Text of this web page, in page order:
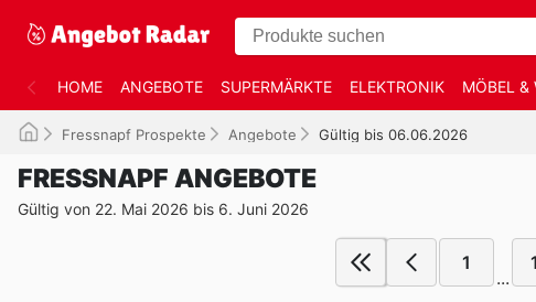
HOME ANGEBOTE SUPERMÄRKTE ELEKTRONIK MÖBEL &
Fressnapf Prospekte Angebote Gültig bis 06.06.2026
FRESSNAPF ANGEBOTE
Gültig von 22. Mai 2026 bis 6. Juni 2026
1
...